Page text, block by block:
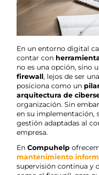
En un entorno digital
contar con
no es una opción, sino
firewall, lejos de ser
posiciona como un
arquitectura de
organización. Sin
en su implementación,
gestión adaptadas al
empresa.
En Compuhelp
mantenimiento
supervisión continua y